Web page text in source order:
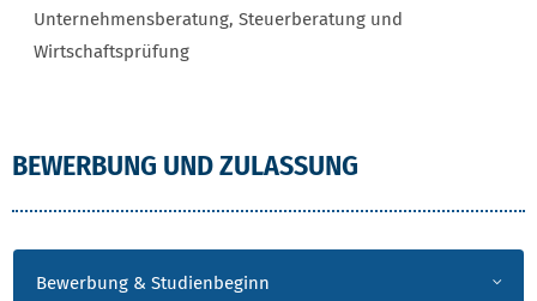
Unternehmensberatung, Steuerberatung und
Wirtschaftsprüfung
BEWERBUNG UND ZULASSUNG
Bewerbung & Studienbeginn